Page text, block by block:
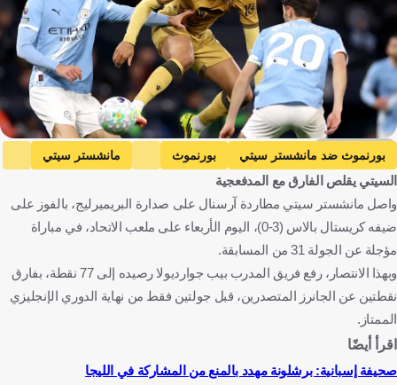
بورنموث ضد مانشستر سيتي بورنموث
مانشستر سيتي
الدوري الإنجليزي الممتاز
مانشستر سيتي ضد كريستال بالاس
كريستال بالاس
آرسنال ضد بيرنلي
آرسنال
السيتي يقلص الفارق مع المدفعجية
واصل مانشستر سيتي مطاردة آرسنال على صدارة البريميرليج، بالفوز على
ضيفه كريستال بالاس (3-0)، اليوم الأربعاء على ملعب الاتحاد، في مباراة
مؤجلة عن الجولة 31 من المسابقة.
وبهذا الانتصار، رفع فريق المدرب بيب جوارديولا رصيده إلى 77 نقطة، بفارق
نقطتين عن الجانرز المتصدرين، قبل جولتين فقط من نهاية الدوري الإنجليزي
الممتاز.
اقرأ أيضًا
صحيفة إسبانية: برشلونة مهدد بالمنع من المشاركة في الليجا